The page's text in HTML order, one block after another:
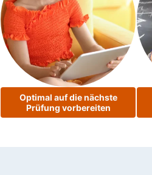
Optimal auf die nächste
Prüfung vorbereiten